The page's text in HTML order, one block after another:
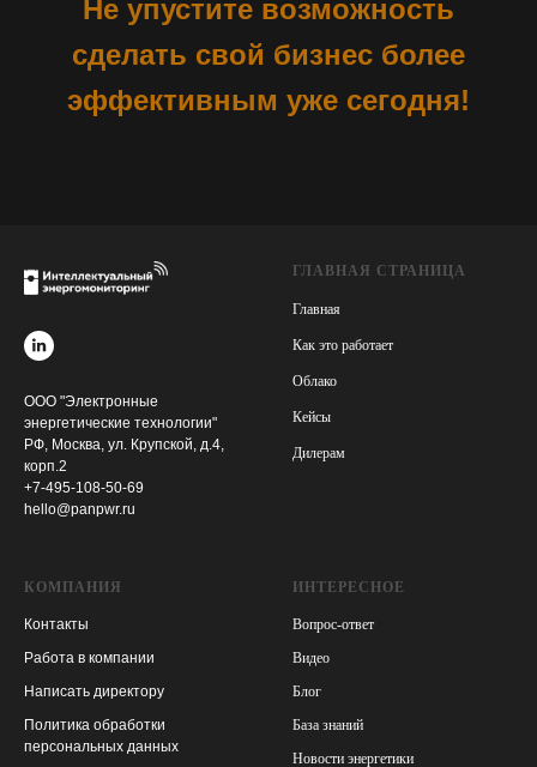
Не упустите возможность
сделать свой бизнес более
эффективным уже сегодня!
ООО "Электронные
энергетические технологии"
РФ, Москва, ул. Крупской, д.4,
корп.2
+7-495-108-50-69
hello@panpwr.ru
ГЛАВНАЯ СТРАНИЦА
Главная
Как это работает
Облако
Кейсы
Дилерам
КОМПАНИЯ
Контакты
Работа в компании
Написать директору
Политика обработки
персональных данных
ИНТЕРЕСНОЕ
Вопрос-ответ
Видео
Блог
База знаний
Новости энергетики